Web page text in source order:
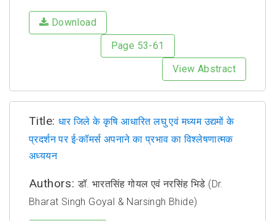
Download
Page 53-61
View Abstract
Title: धार जिले के कृषि आधारित लघु एवं मध्यम उद्यमों के
प्रदर्शन पर ई-कॉमर्स अपनाने का प्रभाव का विश्लेषणात्मक
अध्ययन
Authors:डॉ. भारतसिंह गोयल एवं नरसिंह भिडे (Dr.
Bharat Singh Goyal & Narsingh Bhide)